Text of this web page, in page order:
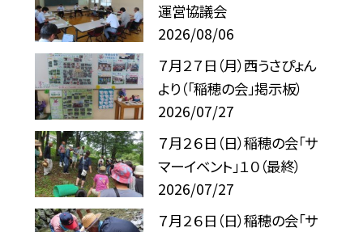
運営協議会
2026/08/06
７月２７日（月）西うさぴょん
より（「稲穂の会」掲示板）
2026/07/27
７月２６日（日）稲穂の会「サ
マーイベント」１０（最終）
2026/07/27
７月２６日（日）稲穂の会「サ